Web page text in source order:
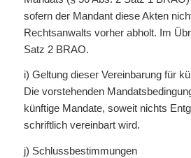
sofern der Mandant diese Akten
Rechtsanwalts vorher abholt. Im
Satz 2 BRAO.
i) Geltung dieser Vereinbarung für
Die vorstehenden
künftige Mandate, soweit nichts
schriftlich vereinbart wird.
j) Schlussbestimmungen